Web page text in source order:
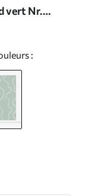
vert Nr.
: